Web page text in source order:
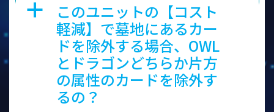
a
このユニットの【コスト
軽減】で墓地にあるカー
ドを除外する場合、OWL
とドラゴンどちらか片方
の属性のカードを除外す
るの？